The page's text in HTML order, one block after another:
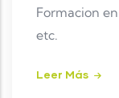
Formacion
etc.
Leer Más